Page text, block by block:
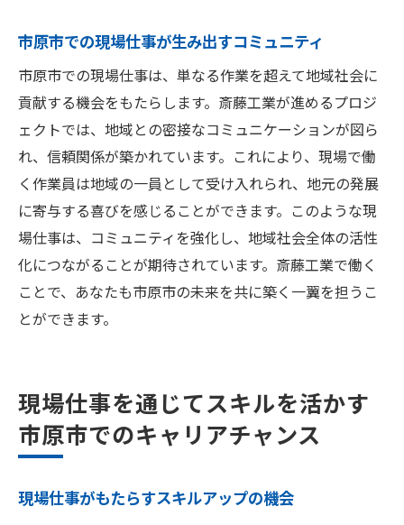
市原市での現場仕事が生み出すコミュニティ
市原市での現場仕事は、単なる作業を超えて地域社会に
貢献する機会をもたらします。斎藤工業が進めるプロジ
ェクトでは、地域との密接なコミュニケーションが図ら
れ、信頼関係が築かれています。これにより、現場で働
く作業員は地域の一員として受け入れられ、地元の発展
に寄与する喜びを感じることができます。このような現
場仕事は、コミュニティを強化し、地域社会全体の活性
化につながることが期待されています。斎藤工業で働く
ことで、あなたも市原市の未来を共に築く一翼を担うこ
とができます。
現場仕事を通じてスキルを活かす
市原市でのキャリアチャンス
現場仕事がもたらすスキルアップの機会